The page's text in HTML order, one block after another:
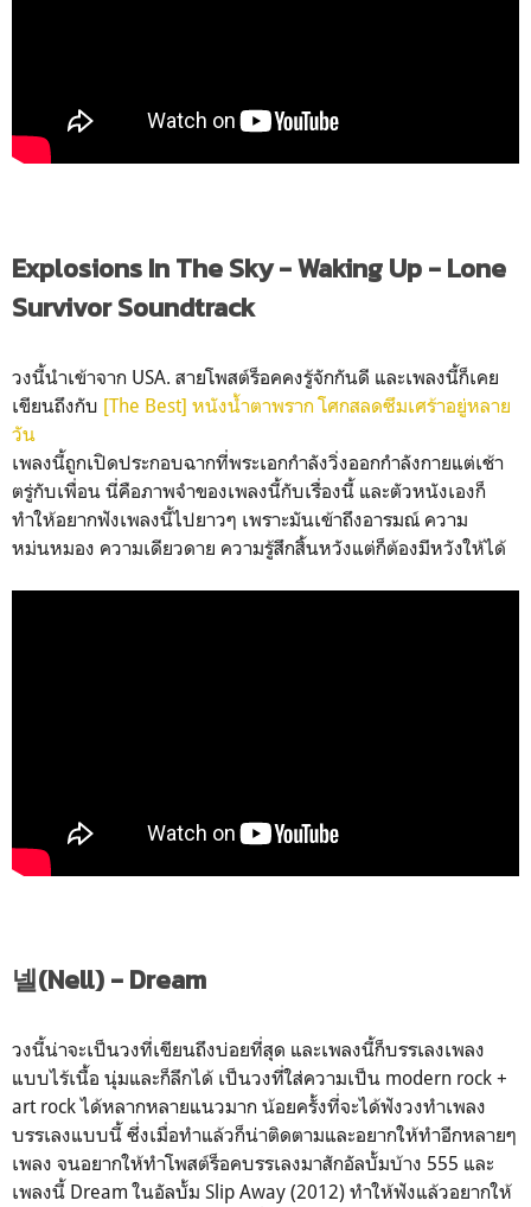
Explosions In The Sky - Waking Up - Lone
Survivor Soundtrack
วงนี้นำเข้าจาก USA. สายโพสต์ร็อคคงรู้จักกันดี และเพลงนี้ก็เคย
เขียนถึงกับ [The Best] หนังน้ำตาพราก โศกสลดซึมเศร้าอยู่หลาย
วัน
เพลงนี้ถูกเปิดประกอบฉากที่พระเอกกำลังวิ่งออกกำลังกายแต่เช้า
ตรู่กับเพื่อน นี่คือภาพจำของเพลงนี้กับเรื่องนี้ และตัวหนังเองก็
ทำให้อยากฟังเพลงนี้ไปยาวๆ เพราะมันเข้าถึงอารมณ์ ความ
หม่นหมอง ความเดียวดาย ความรู้สึกสิ้นหวังแต่ก็ต้องมีหวังให้ได้
넬(Nell) - Dream
วงนี้น่าจะเป็นวงที่เขียนถึงบ่อยที่สุด และเพลงนี้ก็บรรเลงเพลง
แบบไร้เนื้อ นุ่มและก็ลึกได้ เป็นวงที่ใส่ความเป็น modern rock +
art rock ได้หลากหลายแนวมาก น้อยครั้งที่จะได้ฟังวงทำเพลง
บรรเลงแบบนี้ ซึ่งเมื่อทำแล้วก็น่าติดตามและอยากให้ทำอีกหลายๆ
เพลง จนอยากให้ทำโพสต์ร็อคบรรเลงมาสักอัลบั้มบ้าง 555 และ
เพลงนี้ Dream ในอัลบั้ม Slip Away (2012) ทำให้ฟังแล้วอยากให้